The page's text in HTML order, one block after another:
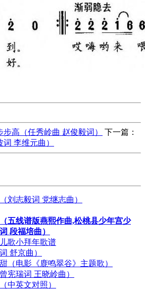
步高（任秀岭曲 赵俊毅词）
下一篇：
李维元曲）
刘志毅词 党继志曲）
五线谱版燕熙作曲,松桃县少年宫少
段福培曲）
歌小拜年歌谱
舒京曲）
（电影《鹿鸣翠谷》主题歌）
宪瑞词 王晓岭曲）
中英文对照）